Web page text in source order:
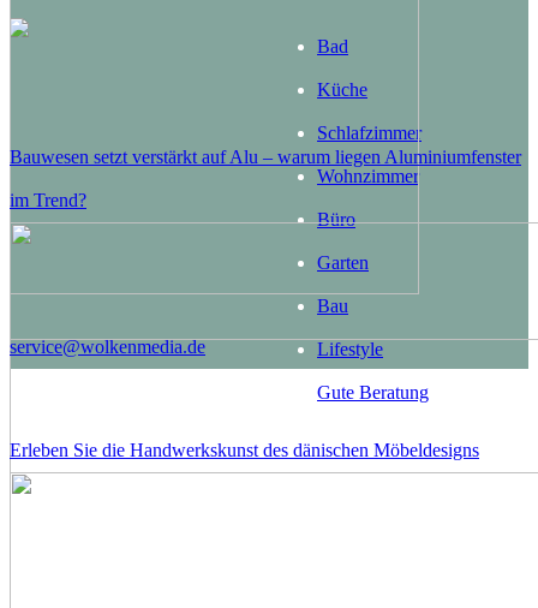
Bauwesen setzt verstärkt auf Alu – warum liegen Aluminiumfenster
im Trend?
Erleben Sie die Handwerkskunst des dänischen Möbeldesigns
Bad
Küche
Schlafzimmer
Wohnzimmer
Büro
Garten
Bau
Lifestyle
Gute Beratung
service@wolkenmedia.de